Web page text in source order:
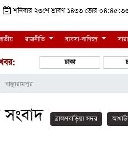
শনিবার ২৩শে শ্রাবণ ১৪৩৩ ভোর
রাজনীতি ব্যবসা-বাণিজ্য
ঢাকা
বাঞ্ছারামপুর
সংবাদ ব্রাহ্মণবাড়িয়া সদর